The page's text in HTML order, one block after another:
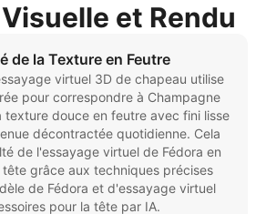
et Rendu
de la Texture en Feutre
virtuel 3D de chapeau utilise
pour correspondre à Champagne
texture douce en feutre avec fini lisse
décontractée quotidienne. Cela
de l'essayage virtuel de Fédora en
grâce aux techniques précises
de Fédora et d'essayage virtuel
pour la tête par IA.